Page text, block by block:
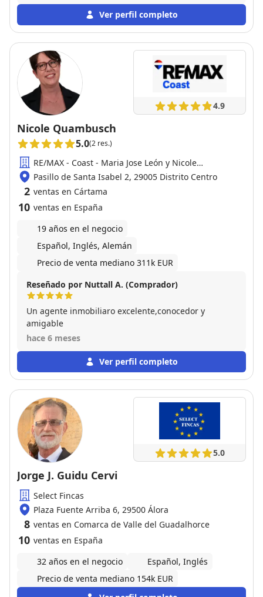
Ver perfil completo
4.9
Nicole Quambusch
5.0(2 res.)
RE/MAX - Coast - Maria Jose León y Nicole
Quambusch
Pasillo de Santa Isabel 2, 29005 Distrito Centro
2 ventas en Cártama
10 ventas en España
19 años en el negocio
Español, Inglés, Alemán
Precio de venta mediano 311k EUR
Reseñado por Nuttall A. (Comprador)
Un agente inmobiliaro excelente,conocedor y
amigable
hace 6 meses
Ver perfil completo
5.0
Jorge J. Guidu Cervi
Select Fincas
Plaza Fuente Arriba 6, 29500 Álora
8 ventas en Comarca de Valle del Guadalhorce
10 ventas en España
32 años en el negocio
Español, Inglés
Precio de venta mediano 154k EUR